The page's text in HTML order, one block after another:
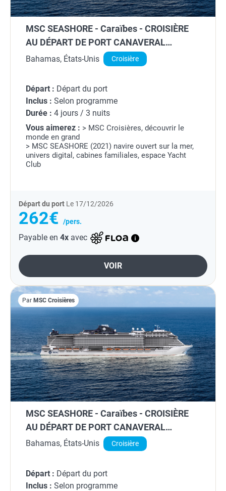
MSC SEASHORE - Caraïbes - CROISIÈRE
AU DÉPART DE PORT CANAVERAL
(ORLANDO) (ÉTATS-UNIS)
Bahamas, États-Unis Croisière
Départ : Départ du port
Inclus : Selon programme
Durée : 4 jours / 3 nuits
Vous aimerez : > MSC Croisières, découvrir le
monde en grand
> MSC SEASHORE (2021) navire ouvert sur la mer,
univers digital, cabines familiales, espace Yacht
Club
Départ du port Le 17/12/2026
262€ /pers.
Payable en 4x avec
VOIR
Par MSC Croisières
MSC SEASHORE - Caraïbes - CROISIÈRE
AU DÉPART DE PORT CANAVERAL
(ORLANDO) (ÉTATS-UNIS)
Bahamas, États-Unis Croisière
Départ : Départ du port
Inclus : Selon programme